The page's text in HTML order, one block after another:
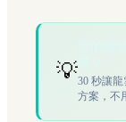
💡30 秒讓
方案，不